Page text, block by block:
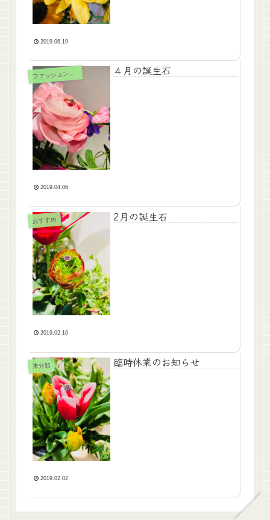
2019.06.19
フ ァッションジュエリー ４月の誕生石
2019.04.06
おすすめ 2月の誕生石
2019.02.16
未分類 臨時休業のお知らせ
2019.02.02